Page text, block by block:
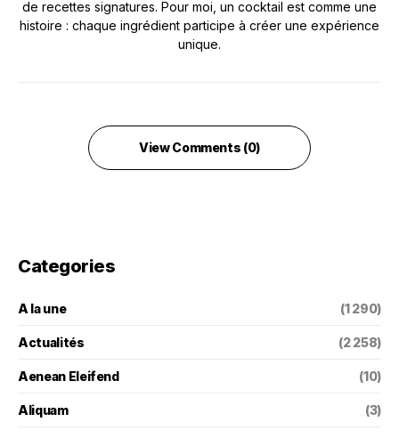
de recettes signatures. Pour moi, un cocktail est comme une
histoire : chaque ingrédient participe à créer une expérience
unique.
View Comments (0)
Categories
A la une (1 290)
Actualités (2 258)
Aenean Eleifend (10)
Aliquam (3)